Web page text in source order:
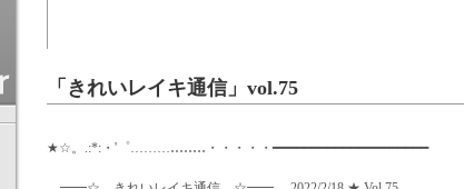
「きれいレイキ通信」vol.75
★☆。.:*:・'゜………‥‥‥‥・・・・・━━━━━━━━━━━━━━━━━━━━